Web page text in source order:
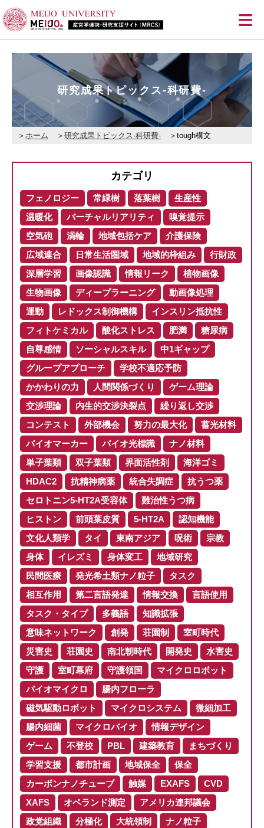
≡
研究成果トピックス-科研費-
ホーム 研究成果トピックス-科研費- tough構文
カテゴリ
フェノロジー 常緑樹 落葉樹
生産性
温暖化
バーチャルリアリティ
嗅覚提示
空気砲
渦輪 地域包括ケア
介護保険
広域連合
日常生活圏域 地域的枠組み
行財政
深層学習
画像認識 情報リーク
植物画像
生物画像
ディープラーニング
動画像処理
運動
レドックス制御機構
インスリン抵抗性
フィトケミカル
酸化ストレス 肥満
糖尿病
自尊感情
ソーシャルスキル
中1ギャップ
グループアプローチ
学校不適応予防
かかわりの力
人間関係づくり
ゲーム理論
交渉理論
内生的交渉決裂点
繰り返し交渉
コンテスト
外部機会 努力の最大化
蓄光材料
バイオマーカー
バイオ光標識
ナノ材料
単子葉類
双子葉類 界面活性剤
海洋ゴミ
HDAC2
抗精神病薬 統合失調症
抗うつ薬
セロトニン5-HT2A受容体
難治性うつ病
ヒストン
前頭葉皮質 5-HT2A
認知機能
文化人類学
タイ 東南アジア 呪術
宗教
身体
イレズミ 身体変工
地域研究
民間医療
発光希土類ナノ粒子
タスク
相互作用
第二言語発達 情報交換
言語使用
タスク・タイプ
多義語
知識拡張
意味ネットワーク
創発 荘園制
室町時代
災害史
荘園史 南北朝時代 開発史
水害史
守護
室町幕府 守護領国
マイクロロボット
バイオマイクロ
腸内フローラ
磁気駆動ロボット
マイクロシステム
微細加工
腸内細菌
マイクロバイオ
情報デザイン
ゲーム
不登校 PBL 建築教育
まちづくり
学習支援
都市計画 地域保全
保全
カーボンナノチューブ
触媒 EXAFS
CVD
XAFS
オペランド測定
アメリカ連邦議会
政党組織
分極化 大統領制
ナノ粒子